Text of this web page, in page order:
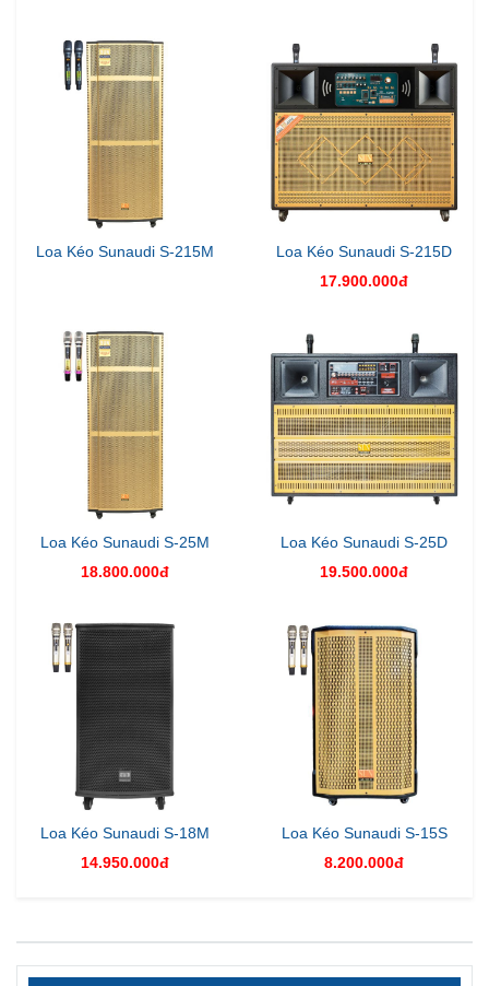
Loa Kéo Sunaudi S-215M
Loa Kéo Sunaudi S-215D
17.900.000đ
Loa Kéo Sunaudi S-25M
18.800.000đ
Loa Kéo Sunaudi S-25D
19.500.000đ
Loa Kéo Sunaudi S-18M
14.950.000đ
Loa Kéo Sunaudi S-15S
8.200.000đ